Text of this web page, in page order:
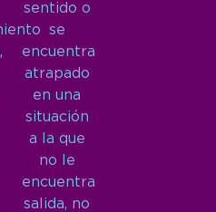
sentido o
se
encuentra
atrapado
en una
situación
a la que
no le
encuentra
salida, no